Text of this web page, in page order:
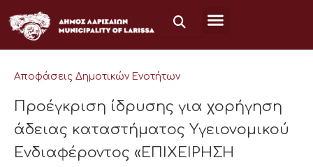
στο
περιεχόμενο
Αποφάσεις Δημοτικών Ενοτήτων
Προέγκριση ίδρυσης για χορήγηση
άδειας καταστήματος Υγειονομικού
Ενδιαφέροντος «ΕΠΙΧΕΙΡΗΣΗ